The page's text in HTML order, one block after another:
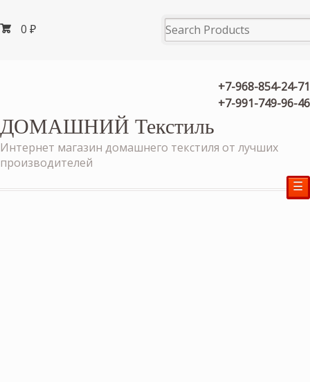
0 ₽
+7-968-854-24-71
+7-991-749-96-46
ДОМАШНИЙ Текстиль
Интернет магазин домашнего текстиля от лучших
производителей
☰